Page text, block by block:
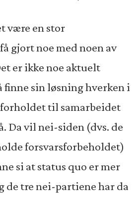
være en stor
gjort noe med noen av
er ikke noe aktuelt
finne sin løsning hverken i
til samarbeidet
Da vil nei-siden (dvs. de
forsvarsforbeholdet)
si at status quo er mer
de tre nei-partiene har da